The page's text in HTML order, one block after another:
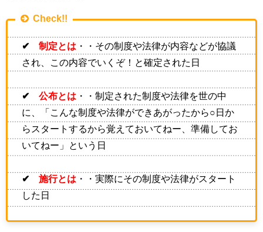
Check!!
✔ 制定とは ・・その制度や法律が内容などが協議
され、この内容でいくぞ！と確定された日
✔ 公布とは ・・制定された制度や法律を世の中
に、「こんな制度や法律ができあがったから○日か
らスタートするから覚えておいてねー、準備してお
いてねー」という日
✔ 施行とは ・・実際にその制度や法律がスタート
した日